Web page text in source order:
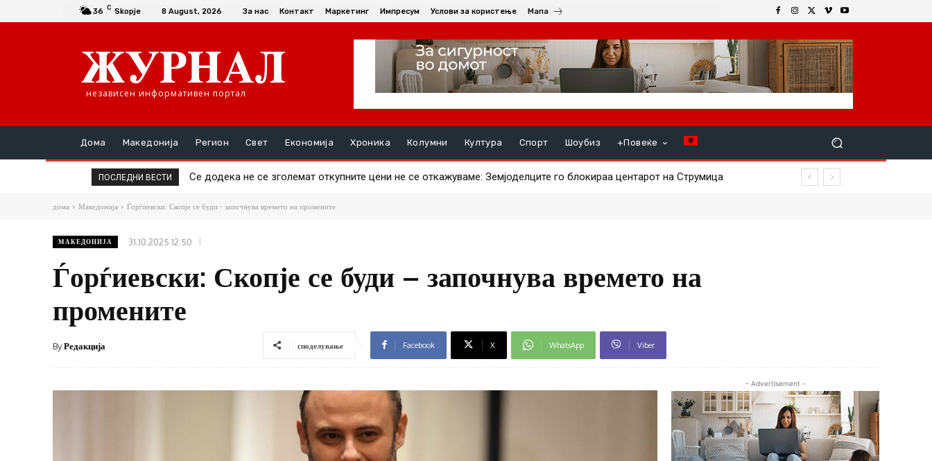
36 C Skopje 8 August, 2026 За нас Контакт Маркетинг Импресум Услови за користење Мапа
независен информативен портал
Дома Македонија Регион Свет Економија Хроника Колумни Култура Спорт Шоубиз +Повеќе
ПОСЛЕДНИ ВЕСТИ Се додека не се зголемат откупните цени не се откажуваме: Земјоделците го блокираа центарот на Струмица
Да се купи или да се прави ајвар – што за штипјани е поисплатливо?
дома Македонија Ѓорѓиевски: Скопје се буди - започнува времето на промените
МАКЕДОНИЈА 31.10.2025 12:50
Ѓорѓиевски: Скопје се буди – започнува времето на
промените
ByРедакција споделување Facebook X WhatsApp Viber
- Advertisement -